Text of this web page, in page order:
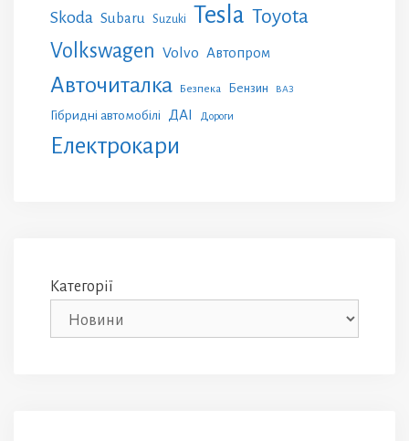
Skoda Subaru Suzuki Tesla Toyota
Volkswagen Volvo Автопром
Авточиталка Безпека Бензин ВАЗ
Гібридні автомобілі ДАІ Дороги
Електрокари
Категорії